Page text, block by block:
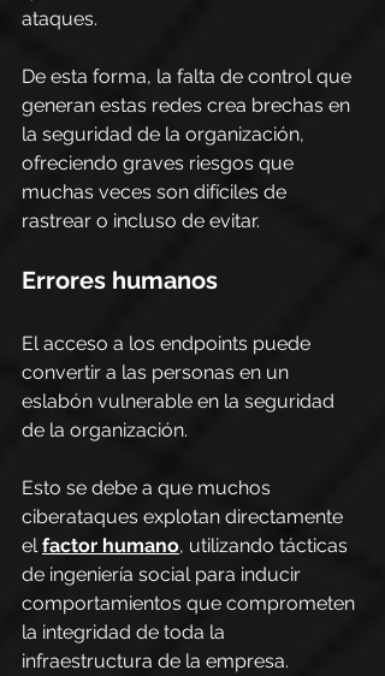
ataques.
De esta forma, la falta de control que
generan estas redes crea brechas en
la seguridad de la organización,
ofreciendo graves riesgos que
muchas veces son difíciles de
rastrear o incluso de evitar.
Errores humanos
El acceso a los endpoints puede
convertir a las personas en un
eslabón vulnerable en la seguridad
de la organización.
Esto se debe a que muchos
ciberataques explotan directamente
el factor humano, utilizando tácticas
de ingeniería social para inducir
comportamientos que comprometen
la integridad de toda la
infraestructura de la empresa.